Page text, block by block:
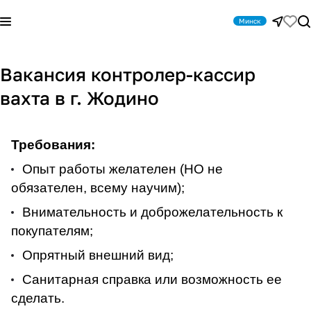
Минск
Вакансия контролер-кассир
вахта в г. Жодино
Требования:
Опыт работы желателен (НО не
обязателен, всему научим);
Внимательность и доброжелательность к
покупателям;
Опрятный внешний вид;
Санитарная справка или возможность ее
сделать.